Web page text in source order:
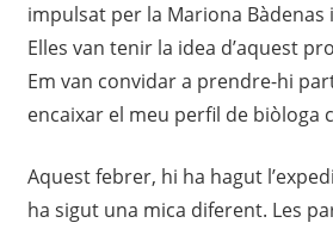
impulsat per la Mariona Bàdenas
Elles van tenir la idea d’aquest
Em van convidar a prendre-hi
encaixar el meu perfil de biòloga
Aquest febrer, hi ha hagut
ha sigut una mica diferent. Les